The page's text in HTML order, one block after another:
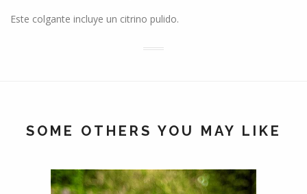
Este colgante incluye un citrino pulido.
SOME OTHERS YOU MAY LIKE